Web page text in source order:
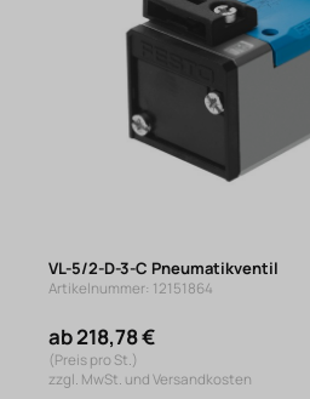
VL-5/2-D-3-C Pneumatikventil
Artikelnummer: 12151864
ab 218,78 €
(Preis pro St.)
zzgl. MwSt. und Versandkosten